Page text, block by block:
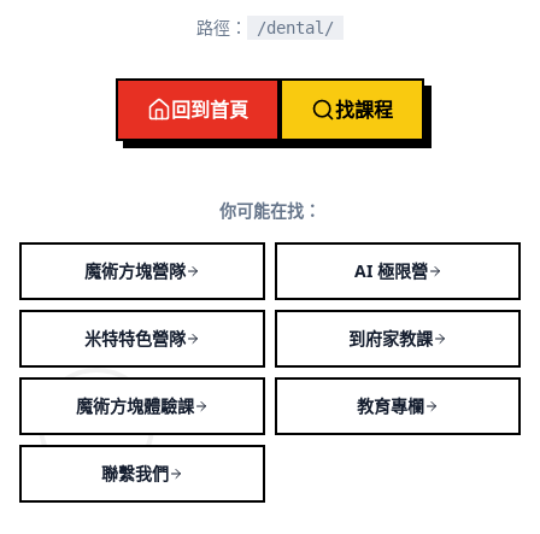
路徑： /dental/
回到首頁 找課程
你可能在找：
魔術方塊營隊 AI 極限營
米特特色營隊 到府家教課
魔術方塊體驗課 教育專欄
聯繫我們